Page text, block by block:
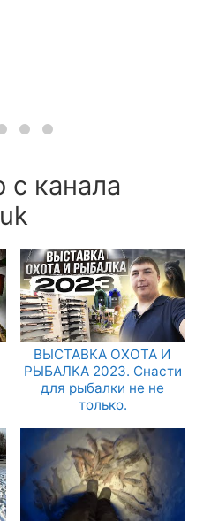
канала
ВЫСТАВКА ОХОТА И
РЫБАЛКА 2023. Снасти
для рыбалки не не
только.